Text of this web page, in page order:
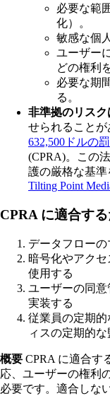
必要な範
化）。
敏感な個
ユーザー
どの権利
必要な期
る。
非準拠のリスク
せられることが
632,500ドルの
(CPRA)。この
護の厳格な基
Tilting Point
CPRA に適合す
データフロー
暗号化やアク
使用する
ユーザーの同
実装する
従業員の定期
ィスの定期的な
概要 CPRA に適合す
応、ユーザーの権利
必要です。適合しな